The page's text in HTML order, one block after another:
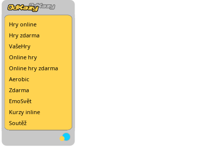
Hry online
Hry zdarma
VašeHry
Online hry
Online hry zdarma
Aerobic
Zdarma
EmoSvět
Kurzy inline
Soutěž